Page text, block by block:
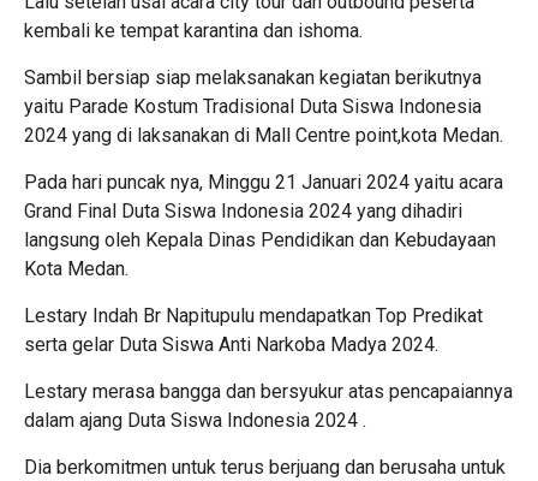
kembali ke tempat karantina dan ishoma.
Sambil bersiap siap melaksanakan kegiatan berikutnya
yaitu Parade Kostum Tradisional Duta Siswa Indonesia
2024 yang di laksanakan di Mall Centre point,kota Medan.
Pada hari puncak nya, Minggu 21 Januari 2024 yaitu acara
Grand Final Duta Siswa Indonesia 2024 yang dihadiri
langsung oleh Kepala Dinas Pendidikan dan Kebudayaan
Kota Medan.
Lestary Indah Br Napitupulu mendapatkan Top Predikat
serta gelar Duta Siswa Anti Narkoba Madya 2024.
Lestary merasa bangga dan bersyukur atas pencapaiannya
dalam ajang Duta Siswa Indonesia 2024 .
Dia berkomitmen untuk terus berjuang dan berusaha untuk